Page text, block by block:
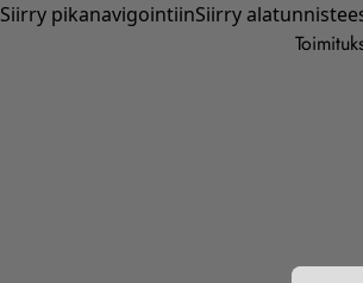
Siirry pikanavigointiinSiirry